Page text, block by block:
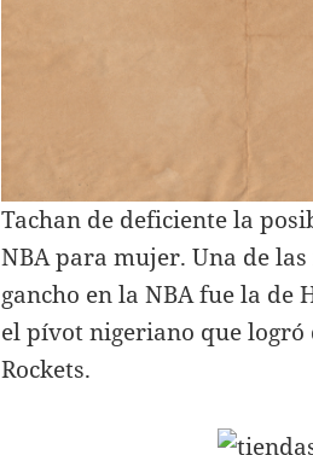
Tachan de deficiente la
NBA para mujer. Una de
gancho en la NBA fue la de
el pívot nigeriano que logró
Rockets.